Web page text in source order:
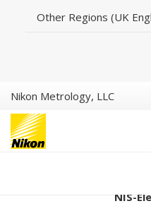
Nikon Metrology, LLC
NIS-